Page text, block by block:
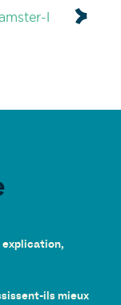
explication,
ils mieux